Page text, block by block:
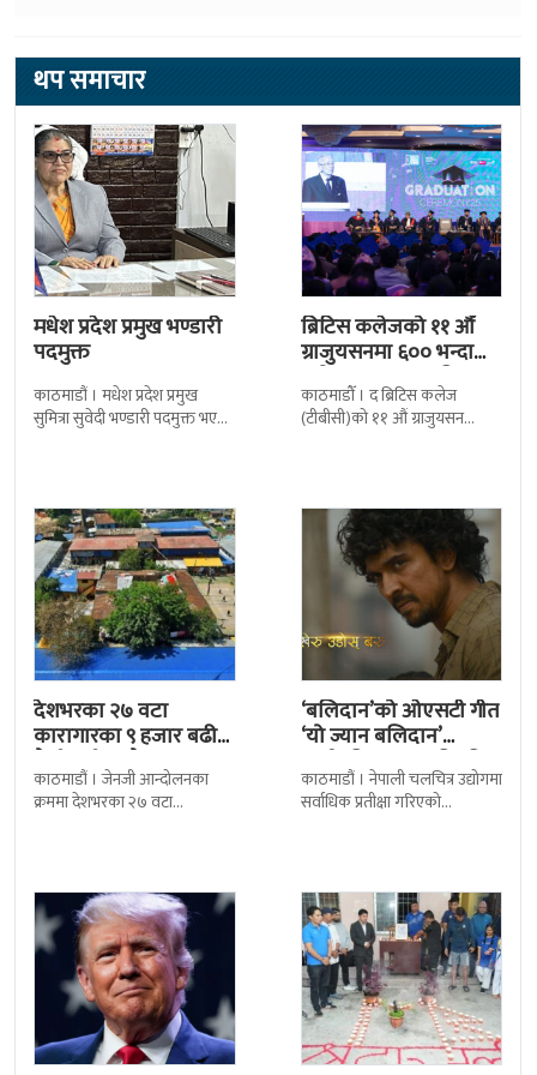
थप समाचार
मधेश प्रदेश प्रमुख भण्डारी
पदमुक्त
काठमाडौं । मधेश प्रदेश प्रमुख
सुमित्रा सुवेदी भण्डारी पदमुक्त भएकी
ब्रिटिस कलेजको ११ औँ
ग्राजुयसनमा ६०० भन्दा
बढी ग्राजुयट सम्मानित
काठमाडौँ । द ब्रिटिस कलेज
(टीबीसी)को ११ औं ग्राजुयसन
देशभरका २७ वटा
कारागारका ९ हजार बढी
कैदीबन्दी अझै फरार
काठमाडौं । जेनजी आन्दोलनका
क्रममा देशभरका २७ वटा
‘बलिदान’को ओएसटी गीत
‘यो ज्यान बलिदान’
सार्वजनिक, मातृभूमिप्रति
पुत्रको भावनात्मक…
काठमाडौं । नेपाली चलचित्र उद्योगमा
सर्वाधिक प्रतीक्षा गरिएको